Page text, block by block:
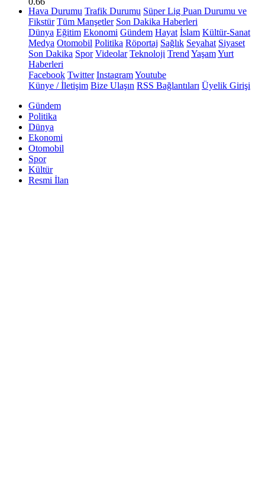
Hava Durumu Trafik Durumu Süper Lig Puan Durumu ve
Fikstür Tüm Manşetler Son Dakika Haberleri
Dünya Eğitim Ekonomi Gündem Hayat İslam Kültür-Sanat
Medya Otomobil Politika Röportaj Sağlık Seyahat Siyaset
Son Dakika Spor Videolar Teknoloji Trend YaşamYurt
Haberleri
Facebook Twitter InstagramYoutube
Künye / İletişim Bize Ulaşın RSS Bağlantıları Üyelik Girişi
Gündem
Politika
Dünya
Ekonomi
Otomobil
Spor
Kültür
Resmi İlan